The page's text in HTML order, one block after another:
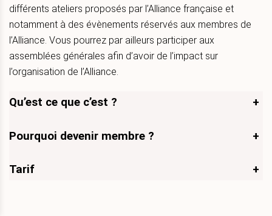
différents ateliers proposés par l’Alliance française et
notamment à des évènements réservés aux membres de
l’Alliance. Vous pourrez par ailleurs participer aux
assemblées générales afin d’avoir de l’impact sur
l’organisation de l’Alliance.
Qu’est ce que c’est ? +
Pourquoi devenir membre ? +
Tarif +